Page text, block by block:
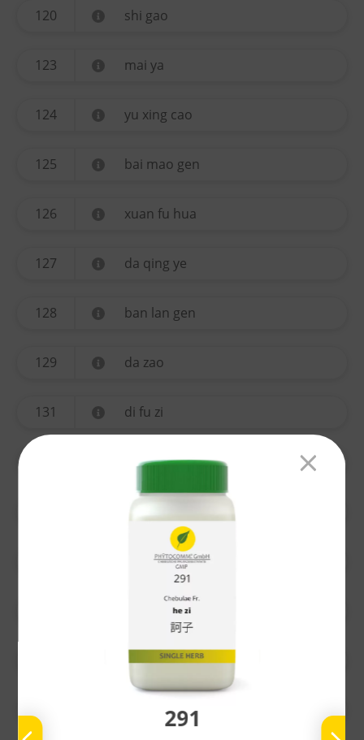
291
120 shi gao
123 mai ya
124 yu xing cao
125 bai mao gen
126 xuan fu hua
127 da qing ye
128 ban lan gen
129 da zao
131 di fu zi
yi mu cao
ting li zi
chuan xiong
gao ben
nu zhen zi